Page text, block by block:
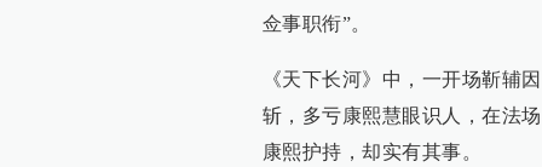
佥事职衔”。
《天下长河》中，一开场靳辅
斩，多亏康熙慧眼识人，在法
康熙护持，却实有其事。